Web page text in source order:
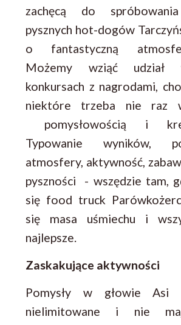
zachęcą do
pysznych hot-dogów
o fantastyczną
Możemy wziąć udział
konkursach z nagrodami,
niektóre trzeba nie raz
pomysłowością i
Typowanie wyników,
atmosfery, aktywność,
pyszności - wszędzie tam,
się food truck
się masa uśmiechu i
najlepsze.
Zaskakujące aktywności
Pomysły w głowie
nielimitowane i nie